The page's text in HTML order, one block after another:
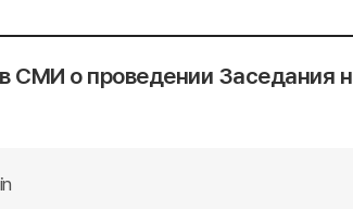
СМИ о проведении Заседания